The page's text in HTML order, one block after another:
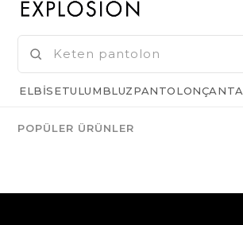
ELBISETULUMBLUZPANTOLONÇANTA
POPÜLER ÜRÜNLER